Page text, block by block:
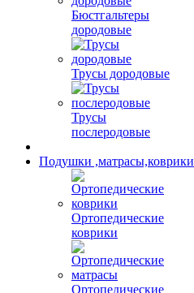
Бюстгальтеры
дородовые
Трусы дородовые
Трусы
послеродовые
Подушки ,матрасы,коврики
Ортопедические
коврики
Ортопедические